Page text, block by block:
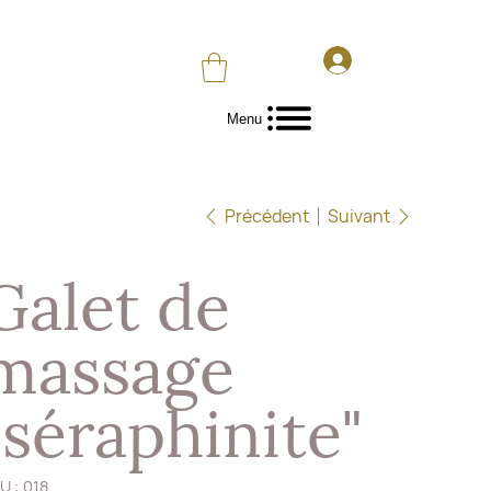
Menu
Précédent Suivant
de
:
SKU
018